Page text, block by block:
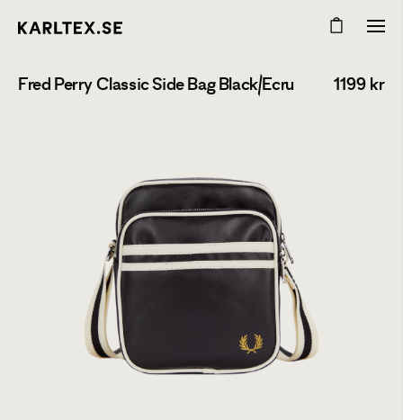
Fred Perry Classic Side Bag Black/Ecru 1199 kr